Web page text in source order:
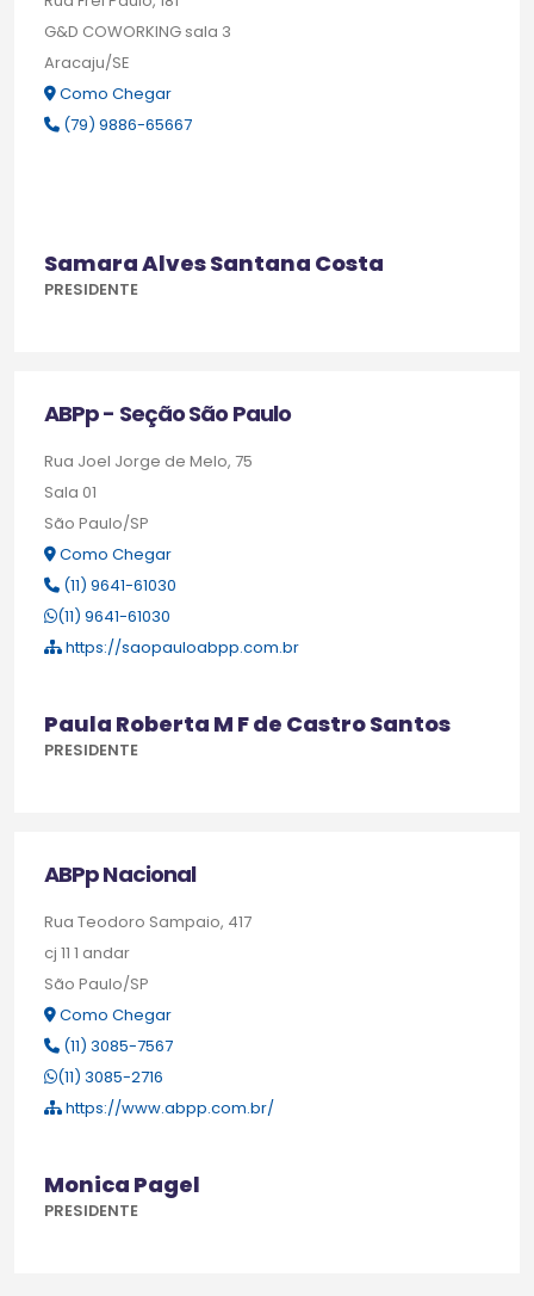
G&D COWORKING sala 3
Aracaju/SE
Como Chegar
(79) 9886-65667
Samara Alves Santana Costa
PRESIDENTE
ABPp - Seção São Paulo
Rua Joel Jorge de Melo, 75
Sala 01
São Paulo/SP
Como Chegar
(11) 9641-61030
(11) 9641-61030
https://saopauloabpp.com.br
Paula Roberta M F de Castro Santos
PRESIDENTE
ABPp Nacional
Rua Teodoro Sampaio, 417
cj 11 1 andar
São Paulo/SP
Como Chegar
(11) 3085-7567
(11) 3085-2716
https://www.abpp.com.br/
Monica Pagel
PRESIDENTE